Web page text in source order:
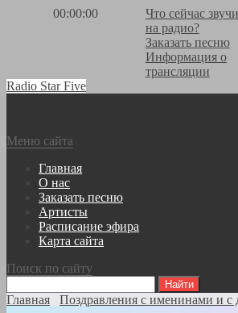
00:00:00
Что сейчас
на радио?
Заказать песню
Информация о
трансляции
Radio Star Five
Меню сайта
Главная
О нас
Заказать песню
Артисты
Расписание эфира
Карта сайта
Поиск по сайту
Главная Поздравления с именинами и с